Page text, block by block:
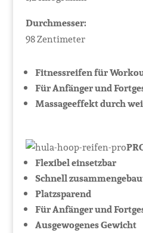
Durchmesser:
98 Zentimeter
Fitnessreifen für
Für Anfänger und
Massageeffekt durch
Flexibel einsetzbar
Schnell
Platzsparend
Für Anfänger und
Ausgewogenes Gewicht